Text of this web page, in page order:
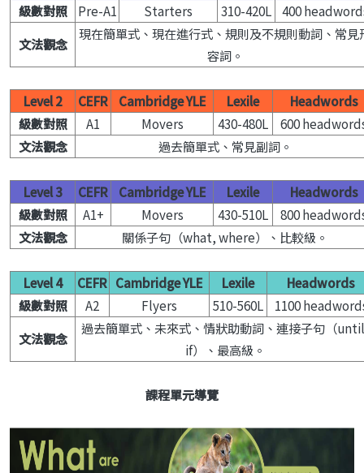
級數對照
Pre-A1 Starters 310-420L 400
文法觀念
現在簡單式、現在進行式、規則及不規則動詞、常見
容詞。
Level 2 CEFR Cambridge YLE Lexile
Headwords
級數對照
A1 Movers 430-480L
600
文法觀念
過去簡單式、常見副詞。
Level 3 CEFR Cambridge YLE Lexile
Headwords
級數對照
A1+ Movers 430-510L
800
文法觀念
關係子句（what, where）、比較級。
Level 4 CEFR Cambridge YLE Lexile
Headwords
級數對照
A2 Flyers 510-560L
1100
文法觀念
過去簡單式、未來式、情狀助動詞、連接子句（
if）、最高級。
課程單元導覽